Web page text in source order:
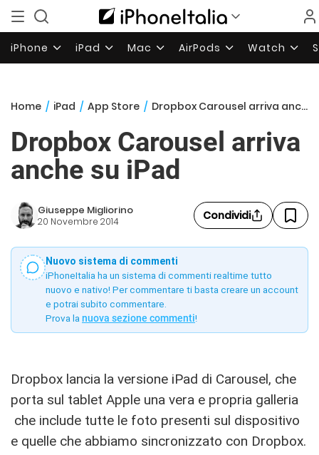
iPhone iPad Mac AirPods Watch
Home / iPad / App Store / Dropbox Carousel arriva anche su iPad
Dropbox Carousel arriva
anche su iPad
Giuseppe Migliorino
20 Novembre 2014 Condividi
Nuovo sistema di commenti
iPhoneItalia ha un sistema di commenti realtime tutto
nuovo e nativo! Per commentare ti basta creare un account
e potrai subito commentare.
Prova la nuova sezione commenti!
Dropbox lancia la versione iPad di Carousel, che
porta sul tablet Apple una vera e propria galleria
che include tutte le foto presenti sul dispositivo
e quelle che abbiamo sincronizzato con Dropbox.